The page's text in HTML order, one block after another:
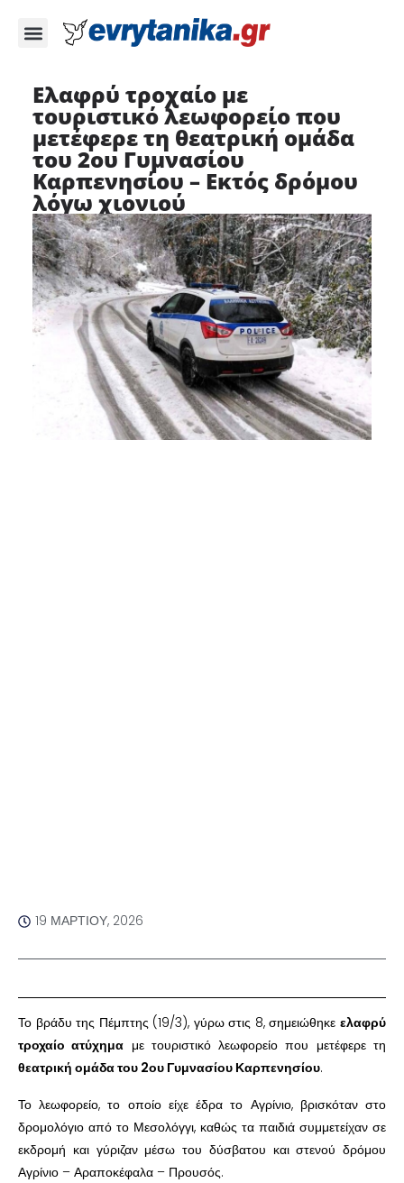
Ελαφρύ τροχαίο με
τουριστικό λεωφορείο που
μετέφερε τη θεατρική ομάδα
του 2ου Γυμνασίου
Καρπενησίου – Εκτός δρόμου
λόγω χιονιού
19 ΜΑΡΤΊΟΥ, 2026
Το βράδυ της Πέμπτης (19/3), γύρω στις 8, σημειώθηκε ελαφρύ
τροχαίο ατύχημα με τουριστικό λεωφορείο που μετέφερε τη
θεατρική ομάδα του 2ου Γυμνασίου Καρπενησίου.
Το λεωφορείο, το οποίο είχε έδρα το Αγρίνιο, βρισκόταν στο
δρομολόγιο από το Μεσολόγγι, καθώς τα παιδιά συμμετείχαν σε
εκδρομή και γύριζαν μέσω του δύσβατου και στενού δρόμου
Αγρίνιο – Αραποκέφαλα – Προυσός.